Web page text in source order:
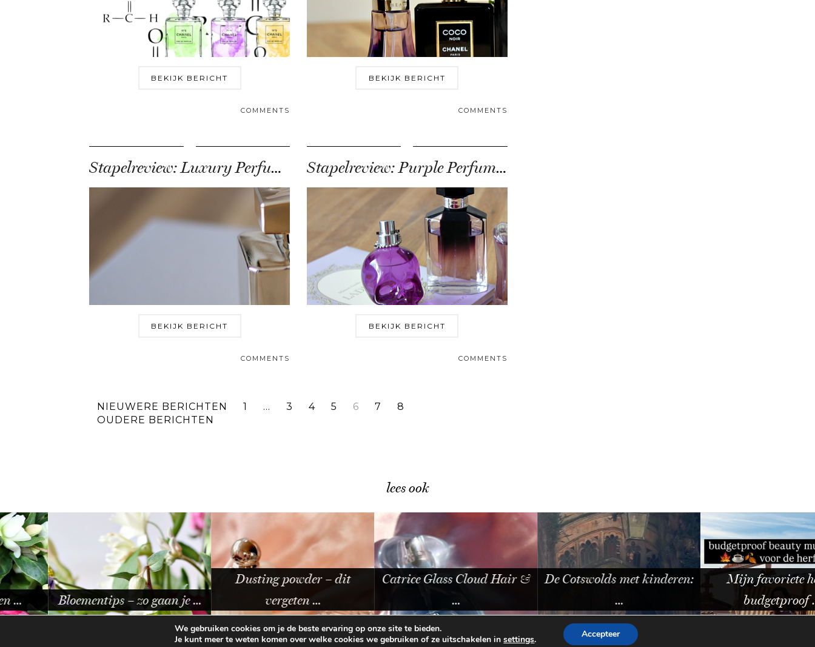
BEKIJK BERICHT
COMMENTS
BEKIJK BERICHT
COMMENTS
Stapelreview: Luxury Perfumes
BEKIJK BERICHT
COMMENTS
Stapelreview: Purple Perfumes
BEKIJK BERICHT
COMMENTS
NIEUWERE BERICHTEN 1 … 3 4 5 6 7
8
OUDERE BERICHTEN
lees ook
Bloementips – zo gaan je …
Dusting powder – dit
vergeten …
Catrice Glass Cloud Hair &
De Cotswolds met kinderen:
Mijn favoriete herfst
budgetproof …
BEAUTYLAB.NL FAQ ALGEMENE VOORWAARDEN WORDPRESS THEME BY
We gebruiken cookies om je de beste ervaring op onze site te bieden.
Je kunt meer te weten komen over welke cookies we gebruiken of ze uitschakelen insettings. Accepteer